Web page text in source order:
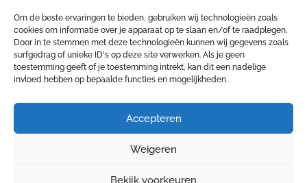
Om de beste ervaringen te bieden, gebruiken wij technologieën zoals
cookies om informatie over je apparaat op te slaan en/of te raadplegen.
Door in te stemmen met deze technologieën kunnen wij gegevens zoals
surfgedrag of unieke ID's op deze site verwerken. Als je geen
toestemming geeft of je toestemming intrekt, kan dit een nadelige
invloed hebben op bepaalde functies en mogelijkheden.
Accepteren
Weigeren
Bekijk voorkeuren
LiScensEd - Life Sciences Education
valt onder de activiteiten van Derks &
Derks - Executive Education Life
Sciences.Derks & DerksDelivering
Recruitment & Development Solutions
- Specialist in Life Sciences, Healthcare en Biotech -
Werving & Selectie | Detachering & Interim | Talent
www.derksenderks.nl
© LiScensEd - Life Sciences Education
This site is protected by reCAPTCHA and the GooglePrivacy Policyand